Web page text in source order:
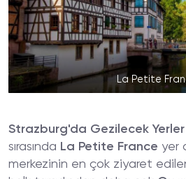
La Petite
Strazburg'da Gezilecek Yerler
sırasında La Petite France yer
merkezinin en çok ziyaret